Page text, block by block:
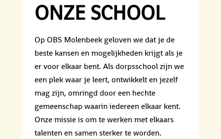
ONZE SCHOOL
Op OBS Molenbeek geloven we dat je de
beste kansen en mogelijkheden krijgt als je
er voor elkaar bent. Als dorpsschool zijn we
een plek waar je leert, ontwikkelt en jezelf
mag zijn, omringd door een hechte
gemeenschap waarin iedereen elkaar kent.
Onze missie is om te werken met elkaars
talenten en samen sterker te worden.